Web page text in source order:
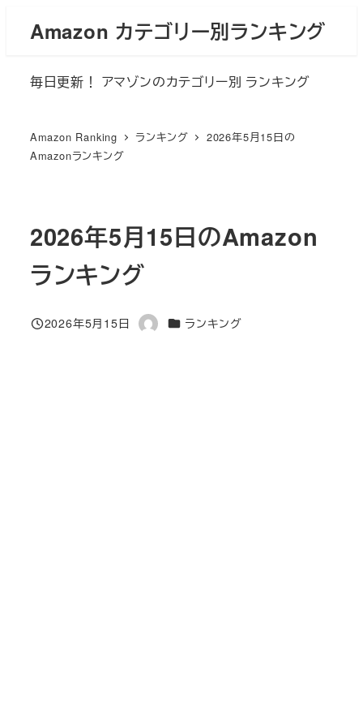
Amazon カテゴリー別ランキング
毎日更新！ アマゾンのカテゴリー別 ランキング
Amazon Ranking ランキング
2026年5月15日の
Amazonランキング
2026年5月15日のAmazon
ランキング
投稿日
2026年5月15日
著
カテゴリー
ランキング